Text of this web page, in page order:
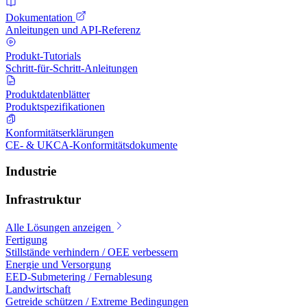
Dokumentation
Anleitungen und API-Referenz
Produkt-Tutorials
Schritt-für-Schritt-Anleitungen
Produktdatenblätter
Produktspezifikationen
Konformitätserklärungen
CE- & UKCA-Konformitätsdokumente
Industrie
Infrastruktur
Alle Lösungen anzeigen
Fertigung
Stillstände verhindern / OEE verbessern
Energie und Versorgung
EED-Submetering / Fernablesung
Landwirtschaft
Getreide schützen / Extreme Bedingungen